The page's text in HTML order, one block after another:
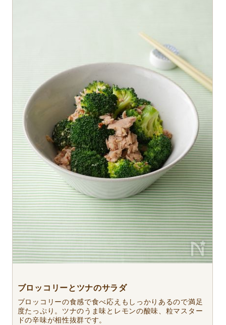
ブロッコリーとツナのサラダ
ブロッコリーの食感で食べ応えもしっかりあるので満足
度たっぷり。ツナのうま味とレモンの酸味、粒マスター
ドの辛味が相性抜群です。